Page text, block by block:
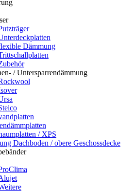
Dämmung
/ Untersparrendämmung
/ XPS
Dachboden / obere Geschossdecke